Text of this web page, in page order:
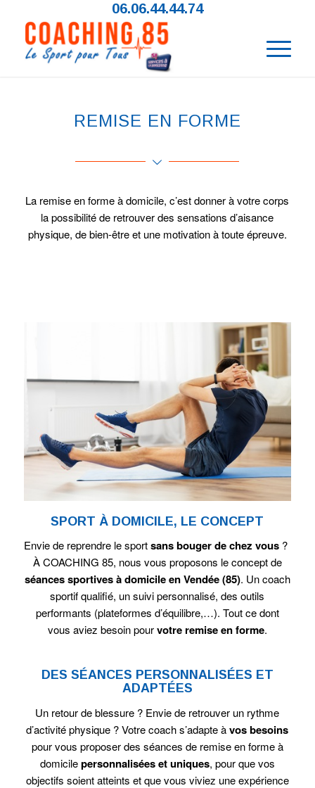
06.06.44.44.74
REMISE EN FORME
La remise en forme à domicile, c’est donner à votre corps
la possibilité de retrouver des sensations d’aisance
physique, de bien-être et une motivation à toute épreuve.
SPORT À DOMICILE, LE CONCEPT
Envie de reprendre le sportsans bouger de chez vous ?
À COACHING 85, nous vous proposons le concept de
séances sportives à domicile en Vendée (85). Un coach
sportif qualifié, un suivi personnalisé, des outils
performants (plateformes d’équilibre,…). Tout ce dont
vous aviez besoin pourvotre remise en forme.
DES SÉANCES PERSONNALISÉES ET
ADAPTÉES
Un retour de blessure ? Envie de retrouver un rythme
d’activité physique ? Votre coach s’adapte àvos besoins
pour vous proposer des séances de remise en forme à
domicilepersonnalisées et uniques, pour que vos
objectifs soient atteints et que vous viviez une expérience